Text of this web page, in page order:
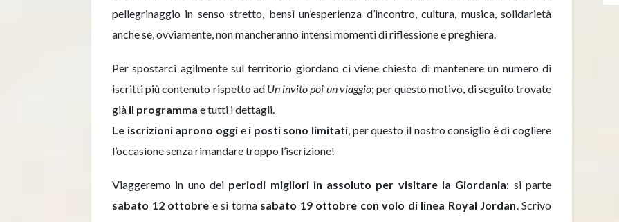
pellegrinaggio in senso stretto, bensì un’esperienza d’incontro, cultura, musica, solidarietà
anche se, ovviamente, non mancheranno intensi momenti di riflessione e preghiera.
Per spostarci agilmente sul territorio giordano ci viene chiesto di mantenere un numero di
iscritti più contenuto rispetto ad Un invito poi un viaggio; per questo motivo, di seguito trovate
già il programma e tutti i dettagli.
Le iscrizioni aprono oggie i posti sono limitati , per questo il nostro consiglio è di cogliere
l’occasione senza rimandare troppo l’iscrizione!
Viaggeremo in uno dei periodi migliori in assoluto per visitare la Giordania: si parte
sabato 12 ottobre e si torna sabato 19 ottobre con volo di linea Royal Jordan. Scrivo